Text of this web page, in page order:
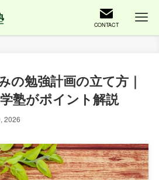
CONTACT
の勉強計画の立て方｜
塾がポイント解説
2026